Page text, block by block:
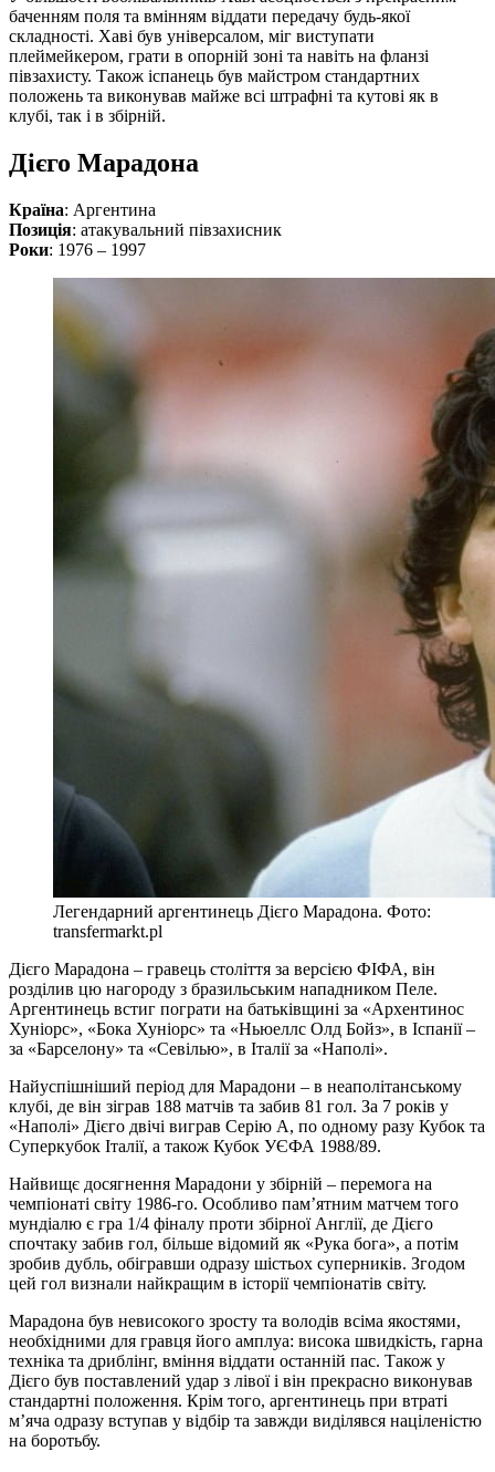
баченням поля та вмінням віддати передачу будь-якої
складності. Хаві був універсалом, міг виступати
плеймейкером, грати в опорній зоні та навіть на фланзі
півзахисту. Також іспанець був майстром стандартних
положень та виконував майже всі штрафні та кутові як в
клубі, так і в збірній.
Дієго Марадона
Країна: Аргентина
Позиція: атакувальний півзахисник
Роки: 1976 – 1997
Легендарний аргентинець Дієго Марадона. Фото:
transfermarkt.pl
Дієго Марадона – гравець століття за версією ФІФА, він
розділив цю нагороду з бразильським нападником Пеле.
Аргентинець встиг пограти на батьківщині за «Архентинос
Хуніорс», «Бока Хуніорс» та «Ньюеллс Олд Бойз», в Іспанії –
за «Барселону» та «Севілью», в Італії за «Наполі».
Найуспішніший період для Марадони – в неаполітанському
клубі, де він зіграв 188 матчів та забив 81 гол. За 7 років у
«Наполі» Дієго двічі виграв Серію А, по одному разу Кубок та
Суперкубок Італії, а також Кубок УЄФА 1988/89.
Найвищє досягнення Марадони у збірній – перемога на
чемпіонаті світу 1986-го. Особливо пам’ятним матчем того
мундіалю є гра 1/4 фіналу проти збірної Англії, де Дієго
спочтаку забив гол, більше відомий як «Рука бога», а потім
зробив дубль, обігравши одразу шістьох суперників. Згодом
цей гол визнали найкращим в історії чемпіонатів світу.
Марадона був невисокого зросту та володів всіма якостями,
необхідними для гравця його амплуа: висока швидкість, гарна
техніка та дриблінг, вміння віддати останній пас. Також у
Дієго був поставлений удар з лівої і він прекрасно виконував
стандартні положення. Крім того, аргентинець при втраті
м’яча одразу вступав у відбір та завжди виділявся націленістю
на боротьбу.